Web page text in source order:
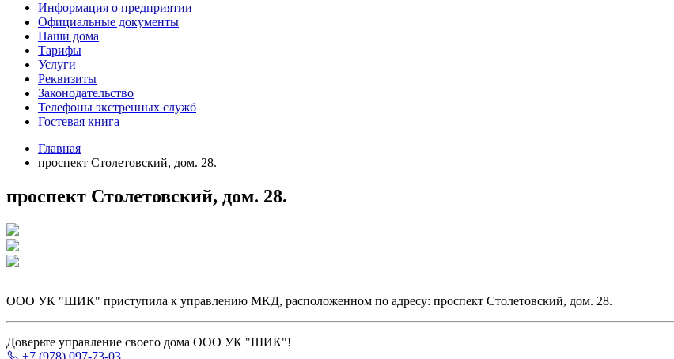
Информация о предприятии
Официальные документы
Наши дома
Тарифы
Услуги
Реквизиты
Законодательство
Телефоны экстренных служб
Гостевая книга
Главная
проспект Столетовский, дом. 28.
проспект Столетовский, дом. 28.
ООО УК "ШИК" приступила к управлению МКД, расположенном по адресу: проспект Столетовский, дом. 28.
Доверьте управление своего дома ООО УК "ШИК"!
+7 (978) 097-73-03